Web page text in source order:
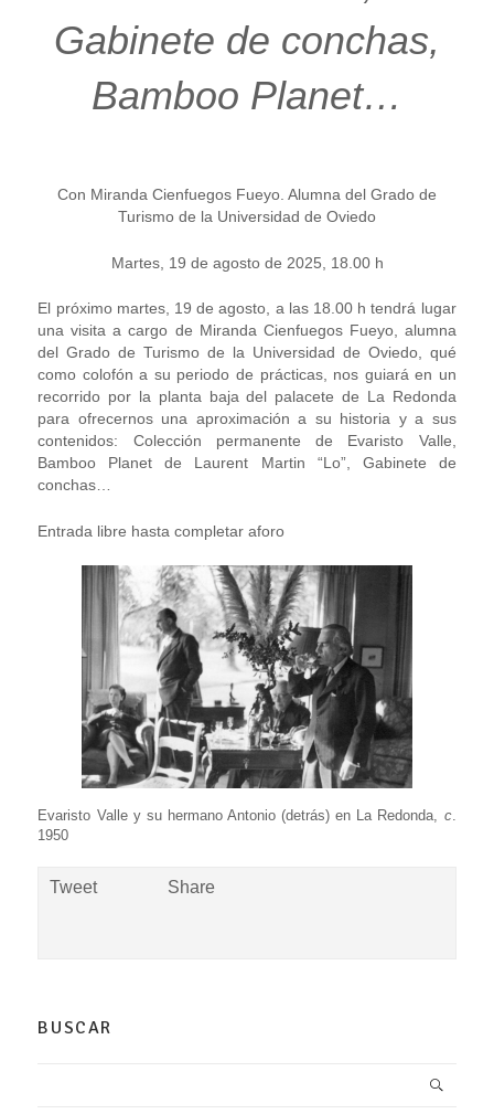
Gabinete de conchas,
Bamboo Planet…
Con Miranda Cienfuegos Fueyo. Alumna del Grado de
Turismo de la Universidad de Oviedo
Martes, 19 de agosto de 2025, 18.00 h
El próximo martes, 19 de agosto, a las 18.00 h tendrá lugar
una visita a cargo de Miranda Cienfuegos Fueyo, alumna
del Grado de Turismo de la Universidad de Oviedo, qué
como colofón a su periodo de prácticas, nos guiará en un
recorrido por la planta baja del palacete de La Redonda
para ofrecernos una aproximación a su historia y a sus
contenidos: Colección permanente de Evaristo Valle,
Bamboo Planet de Laurent Martin “Lo”, Gabinete de
conchas…
Entrada libre hasta completar aforo
Evaristo Valle y su hermano Antonio (detrás) en La Redonda, c.
1950
Tweet Share
BUSCAR